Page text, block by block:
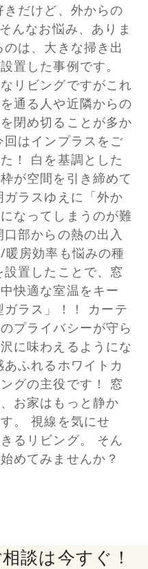
だけど、外からの
んなお悩み、ありま
は、大きな掃き出
置した事例です。
リビングですがこれ
通る人や近隣からの
閉め切ることが多か
はインプラスをご
！ 白を基調とした
が空間を引き締めて
ラスゆえに「外か
なってしまうのが難
部からの熱の出入
房効率も悩みの種
置したことで、窓
快適な室温をキー
ラス」！！ カーテ
プライバシーが守ら
に味わえるようにな
ふれるホワイトカ
グの主役です！ 窓
お家はもっと静か
。 視線を気にせ
るリビング。 そん
めてみませんか？
談は今すぐ！